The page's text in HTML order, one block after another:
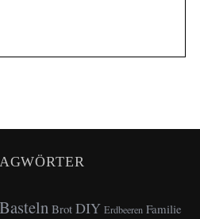
Basteln Brot DIY Erdbeeren Familie